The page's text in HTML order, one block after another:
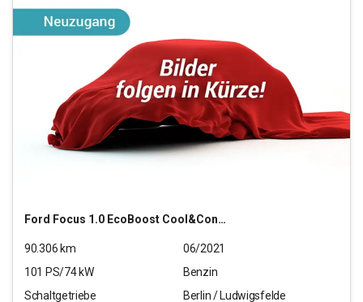
Ford Focus 1.0 EcoBoost Cool&Connect Start/Stopp (EURO
90.306 km
06/2021
101 PS/74kW
Benzin
Schaltgetriebe
Berlin / Ludwigsfelde